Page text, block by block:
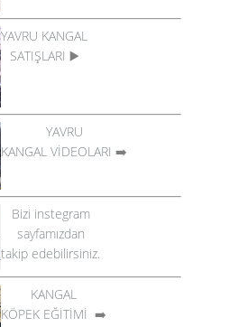
YAVRU KANGAL
SATIŞLARI ▶️
YAVRU
KANGAL VİDEOLARI ➡️
Bizi instegram
sayfamızdan
takip edebilirsiniz.
KANGAL
KÖPEK EĞİTİMİ ➡️